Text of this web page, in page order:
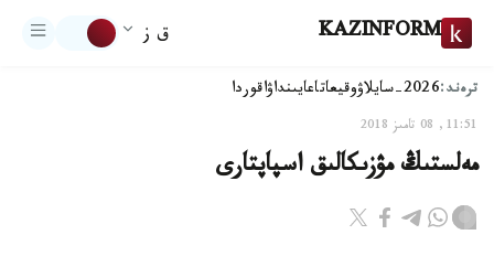
KAZINFORM ق ز
ترەند:2026-سايلاۋ وقيعاتاعايىنداۋاقوردا
11:51, 08 تامىز 2018
مەلستىڭ مۋزىكالىق اسپاپتارى